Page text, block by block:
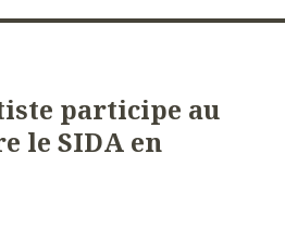
participe au
le SIDA en